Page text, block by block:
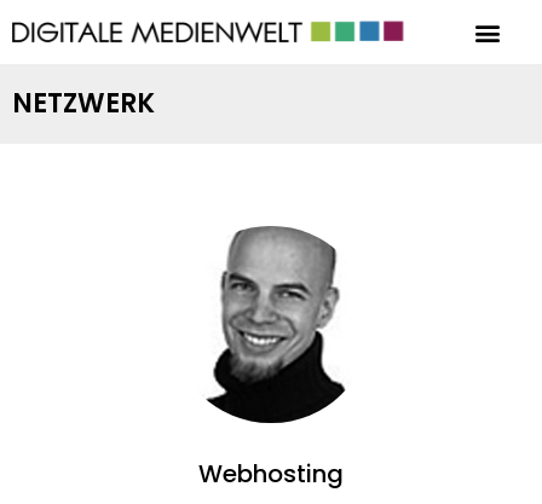
NETZWERK
Webhosting